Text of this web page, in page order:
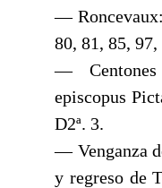
—
80, 81, 85, 97,
— Centones
episcopus
D2ª. 3.
— Venganza
y regreso de